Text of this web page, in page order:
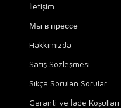
İletişim
Мы в прессе
Hakkımızda
Satış Sözleşmesi
Sıkça Sorulan Sorular
Garanti ve İade Koşulları